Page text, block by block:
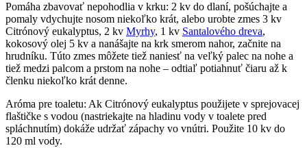
Pomáha zbavovať nepohodlia v krku: 2 kv do dlaní, pošúchajte a
pomaly vdychujte nosom niekoľko krát, alebo urobte zmes 3 kv
Citrónový eukalyptus, 2 kv Myrhy, 1 kv Santalového dreva,
kokosový olej 5 kv a nanášajte na krk smerom nahor, začnite na
hrudníku. Túto zmes môžete tiež naniesť na veľký palec na nohe a
tiež medzi palcom a prstom na nohe – odtiaľ potiahnuť čiaru až k
členku niekoľko krát denne.
Aróma pre toaletu: Ak Citrónový eukalyptus použijete v sprejovacej
flaštičke s vodou (nastriekajte na hladinu vody v toalete pred
spláchnutím) dokáže udržať zápachy vo vnútri. Použite 10 kv do
120 ml vody.